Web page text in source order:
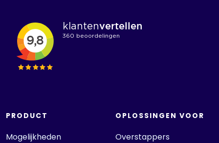
PRODUCT
Mogelijkheden
OPLOSSINGEN VOOR
Overstappers